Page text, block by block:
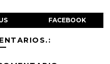
FACEBOOK